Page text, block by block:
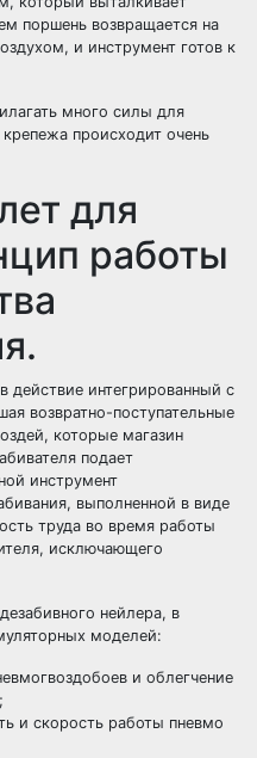
поршень возвращается на
и инструмент готов к
много силы для
происходит очень
для
работы
действие интегрированный с
возвратно-поступательные
которые магазин
подает
инструмент
выполненной в виде
труда во время работы
исключающего
нейлера, в
моделей:
и облегчение
и скорость работы пневмо